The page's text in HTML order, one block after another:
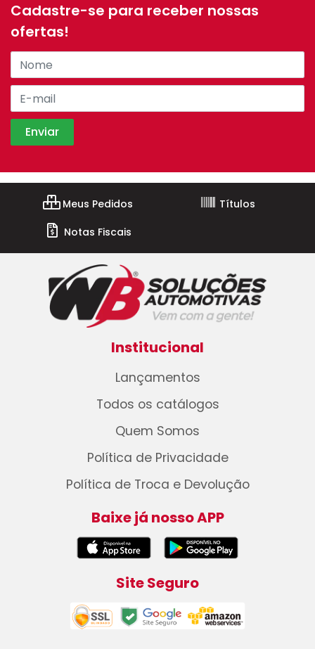
Cadastre-se para receber nossas
ofertas!
Meus Pedidos
Títulos
Notas Fiscais
Institucional
Lançamentos
Todos os catálogos
Quem Somos
Política de Privacidade
Política de Troca e Devolução
Baixe já nosso APP
Site Seguro